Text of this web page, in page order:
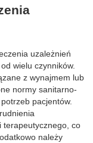
uzależnień
wielu czynników.
z wynajmem lub
normy sanitarno-
pacjentów.
terapeutycznego, co
należy